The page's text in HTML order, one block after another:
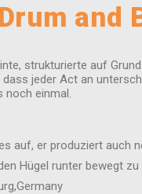
and
strukturierte auf
jeder Act an
noch einmal.
auf, er produziert auch
Hügel runter bewegt zu